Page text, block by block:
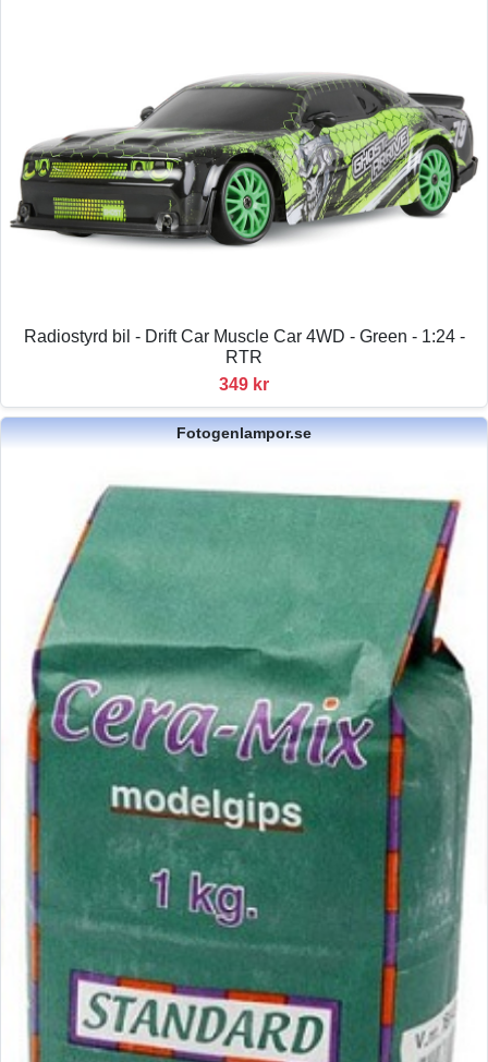
Radiostyrd bil - Drift Car Muscle Car 4WD - Green - 1:24 -
RTR
349 kr
Fotogenlampor.se